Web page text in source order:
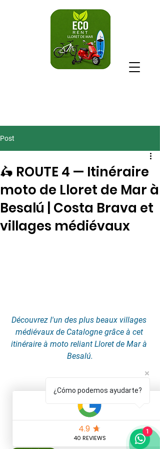
Post
🛵 ROUTE 4 — Itinéraire
moto de Lloret de Mar à
Besalú | Costa Brava et
villages médiévaux
Découvrez l'un des plus beaux villages
médiévaux de Catalogne grâce à cet
itinéraire à moto reliant Lloret de Mar à
Besalú.
¿Cómo podemos ayudarte?
1